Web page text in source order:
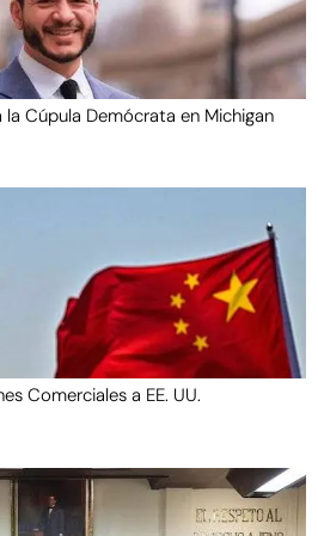
Cúpula Demócrata en Michigan
Comerciales a EE. UU.